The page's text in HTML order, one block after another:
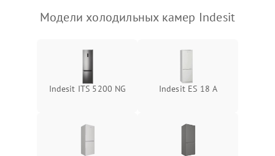
Модели холодильных камер Indesit
Indesit ITS 5200 NG Indesit ES 18 A